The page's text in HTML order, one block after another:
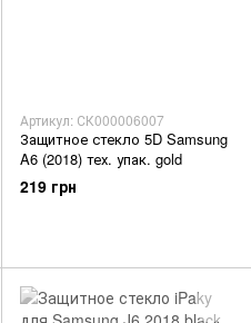
Артикул: СК000006007
Защитное стекло 5D Samsung
A6 (2018) тех. упак. gold
219 грн